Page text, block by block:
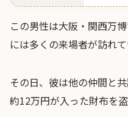
この男性は大阪・関西万
には多くの来場者が訪れて
その日、彼は他の仲間と
約12万円が入った財布を